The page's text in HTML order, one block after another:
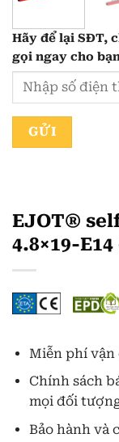
Hãy để lại SĐT,
gọi ngay cho
EJOT®
4.8×19-
Miễn phí
Chính sách
mọi đối
Bảo hành và